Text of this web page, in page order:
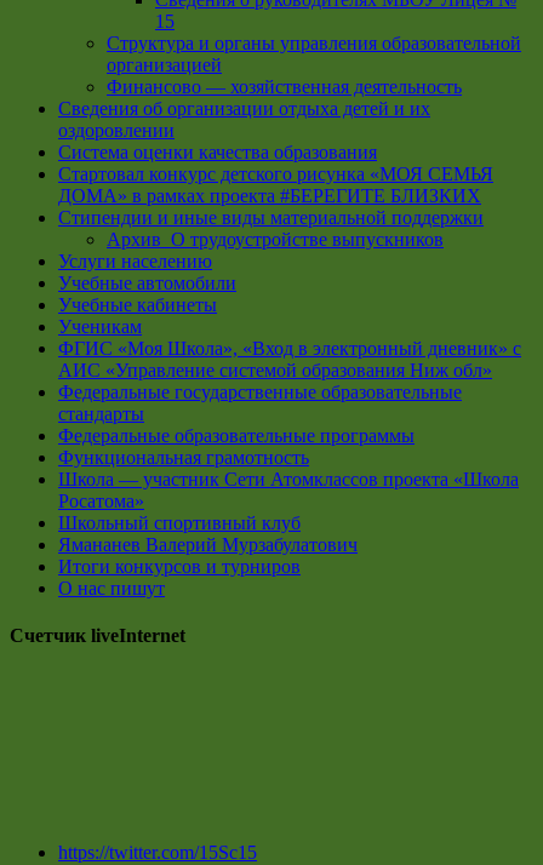
15
Структура и органы управления образовательной
организацией
Финансово — хозяйственная деятельность
Сведения об организации отдыха детей и их
оздоровлении
Система оценки качества образования
Стартовал конкурс детского рисунка «МОЯ СЕМЬЯ
ДОМА» в рамках проекта #БЕРЕГИТЕ БЛИЗКИХ
Стипендии и иные виды материальной поддержки
Архив_О трудоустройстве выпускников
Услуги населению
Учебные автомобили
Учебные кабинеты
Ученикам
ФГИС «Моя Школа», «Вход в электронный дневник» с
АИС «Управление системой образования Ниж обл»
Федеральные государственные образовательные
стандарты
Федеральные образовательные программы
Функциональная грамотность
Школа — участник Сети Атомклассов проекта «Школа
Росатома»
Школьный спортивный клуб
Ямананев Валерий Мурзабулатович
Итоги конкурсов и турниров
О нас пишут
Счетчик liveInternet
https://twitter.com/15Sc15